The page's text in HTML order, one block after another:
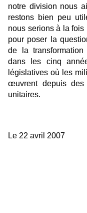
notre division nous
restons bien peu
nous serions à la fois
pour poser la
de la
dans les cinq
législatives où les
œuvrent depuis des
unitaires.
Le 22 avril 2007